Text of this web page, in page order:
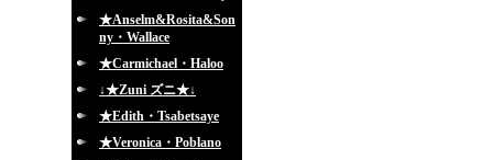
★Anselm&Rosita&Son
ny・Wallace
★Carmichael・Haloo
↓★Zuni ズニ★↓
★Edith・Tsabetsaye
★Veronica・Poblano